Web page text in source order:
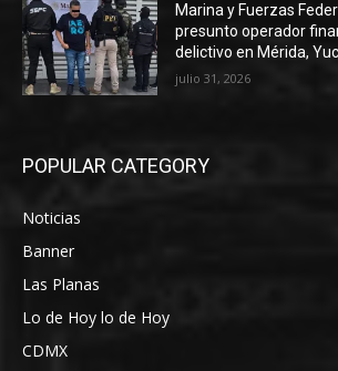
Marina y Fuerzas
presunto operador
delictivo en Mérida,
julio 31, 2026
POPULAR CATEGORY
Noticias
Banner
Las Planas
Lo de Hoy lo de Hoy
CDMX